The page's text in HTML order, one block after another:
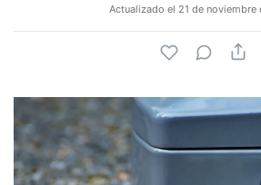
Actualizado el 21 de noviembre